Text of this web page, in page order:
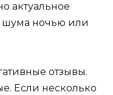
актуальное
шума ночью или
отзывы.
Если несколько